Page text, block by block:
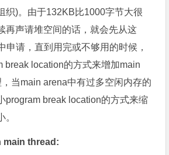
织)。由于132KB比1000字节大很
再声请堆空间的话，就会先从这
申请，直到用完或不够用的时候，
break location的方式来增加main
当main arena中有过多空闲内存的
program break location的方式来缩
。
main thread: